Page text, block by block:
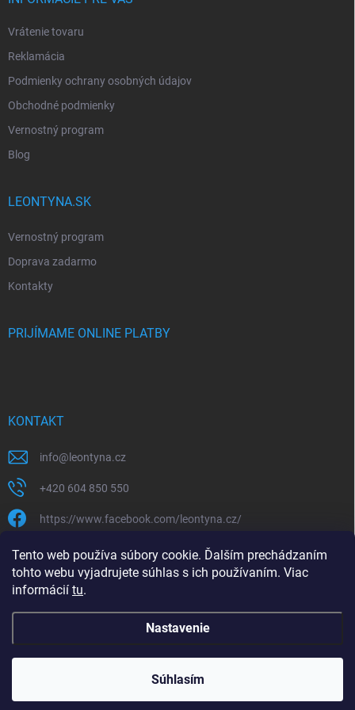
Tento web používa súbory cookie. Ďalším prechádzaním
tohto webu vyjadrujete súhlas s ich používaním. Viac
informácií tu.
Nastavenie
Súhlasím
Vrátenie tovaru
Reklamácia
Podmienky ochrany osobných údajov
Obchodné podmienky
Vernostný program
Blog
LEONTYNA.SK
Vernostný program
Doprava zadarmo
Kontakty
PRIJÍMAME ONLINE PLATBY
KONTAKT
info@ leontyna.cz
+420 604 850 550
https://www.facebook.com/leontyna.cz/
leontyna.cz
@leontyna.cz
Leontyna.sk . Všetky práva vyhradené.